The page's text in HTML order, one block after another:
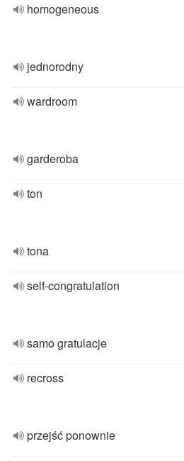
homogeneous
jednorodny
wardroom
garderoba
ton
tona
self-congratulation
samo gratulacje
recross
przejść ponownie